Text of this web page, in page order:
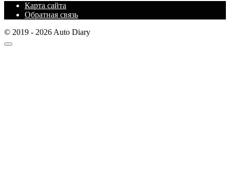
Карта сайта
Обратная связь
© 2019 - 2026 Auto Diary